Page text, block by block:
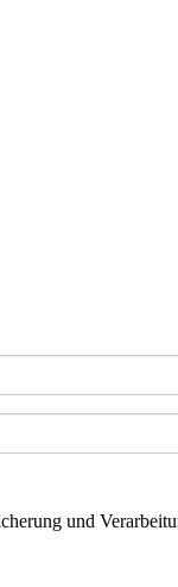
und